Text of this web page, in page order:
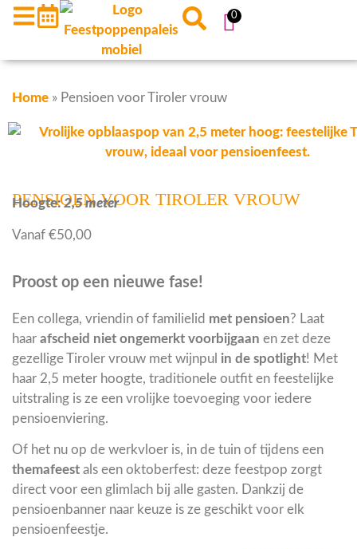
0
Home » Pensioen voor Tiroler vrouw
PENSIOEN VOOR TIROLER VROUW
Hoogte:2,5 meter
Vanaf €50,00
Proost op een nieuwe fase!
Een collega, vriendin of familielid met pensioen? Laat
haar afscheid niet ongemerkt voorbijgaan en zet deze
gezellige Tiroler vrouw met wijnpul in de spotlight! Met
haar 2,5 meter hoogte, traditionele outfit en feestelijke
uitstraling is ze een vrolijke toevoeging voor iedere
pensioenviering.
Of het nu op de werkvloer is, in de tuin of tijdens een
themafeest als een oktoberfest: deze feestpop zorgt
direct voor een glimlach bij alle gasten. Dankzij de
pensioenbanner naar keuze is ze geschikt voor elk
pensioenfeestje.